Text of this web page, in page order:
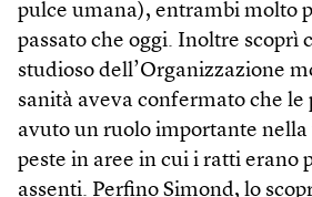
pulce umana), entrambi molto
passato che oggi. Inoltre scoprì
studioso dell’Organizzazione
sanità aveva confermato che le
avuto un ruolo importante
peste in aree in cui i ratti erano
assenti. Perfino Simond, lo